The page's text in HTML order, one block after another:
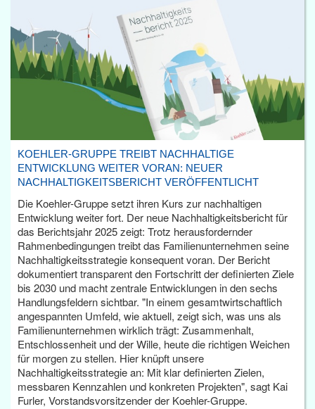
KOEHLER-GRUPPE TREIBT NACHHALTIGE
ENTWICKLUNG WEITER VORAN: NEUER
NACHHALTIGKEITSBERICHT VERÖFFENTLICHT
Die Koehler-Gruppe setzt ihren Kurs zur nachhaltigen
Entwicklung weiter fort. Der neue Nachhaltigkeitsbericht für
das Berichtsjahr 2025 zeigt: Trotz herausfordernder
Rahmenbedingungen treibt das Familienunternehmen seine
Nachhaltigkeitsstrategie konsequent voran. Der Bericht
dokumentiert transparent den Fortschritt der definierten Ziele
bis 2030 und macht zentrale Entwicklungen in den sechs
Handlungsfeldern sichtbar. "In einem gesamtwirtschaftlich
angespannten Umfeld, wie aktuell, zeigt sich, was uns als
Familienunternehmen wirklich trägt: Zusammenhalt,
Entschlossenheit und der Wille, heute die richtigen Weichen
für morgen zu stellen. Hier knüpft unsere
Nachhaltigkeitsstrategie an: Mit klar definierten Zielen,
messbaren Kennzahlen und konkreten Projekten", sagt Kai
Furler, Vorstandsvorsitzender der Koehler-Gruppe.